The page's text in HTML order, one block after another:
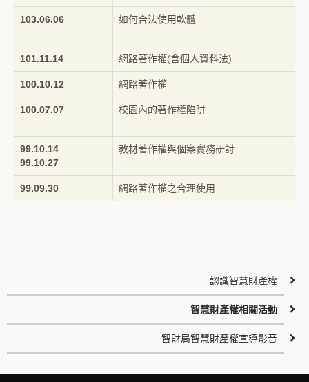
103.06.06 如何合法使用軟體
101.11.14 網路著作權(含個人資料法)
100.10.12 網路著作權
100.07.07 校園內的著作權陷阱
99.10.14
99.10.27
教材著作權與個案實務研討
99.09.30 網路著作權之合理使用
認識智慧財產權
智慧財產權相關活動
智財局智慧財產權宣導影音